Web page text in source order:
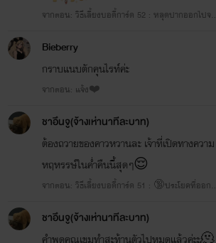
จากตอน: วิธีเลี้ยงบอดี้การ์ด 52 : หลุดปากออกไปจน
Bieberry
กราบแนบตักคุนไรท์ค่ะ
จากตอน: แจ้ง❤️
ชาอึนจู(จ้างเห่านาทีละบาท)
ต้องถวายของคาวหวานละ เจ้าที่เปิดทางความ
หฤหรรษ์ในค่ำคืนนี้สุดๆ😌
จากตอน: วิธีเลี้ยงบอดี้การ์ด 51 : 🔞ประโยคที่ออกจา
ชาอึนจู(จ้างเห่านาทีละบาท)
คำพูดคุณเขมทำสะท้านตัวไปหมดแล้วค่ะะ🫠